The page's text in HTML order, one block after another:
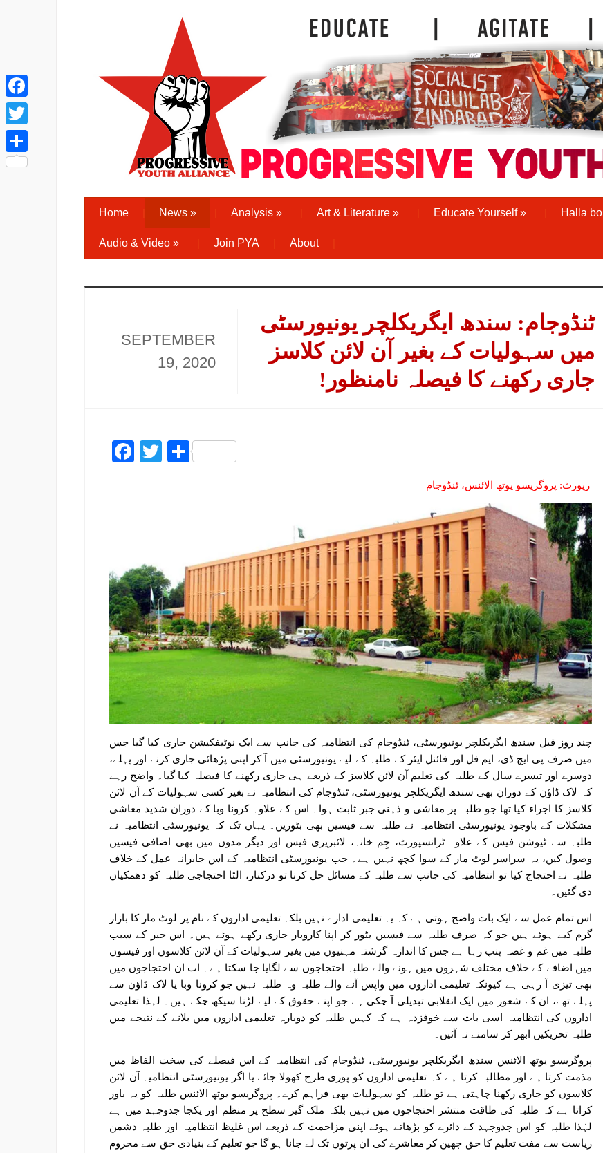
Home News » Analysis » Art & Literature » Educate Yourself» Halla bol
Audio & Video » Join PYA About
SEPTEMBER
19, 2020
ٹنڈوجام: سندھ ایگریکلچر یونیورسٹی
میں سہولیات کے بغیر آن لائن کلاسز
جاری رکھنے کا فیصلہ نامنظور!
Facebook
Twitter
Share
|رپورٹ: پروگریسو یوتھ الائنس، ٹنڈوجام|
چند روز قبل سندھ ایگریکلچر یونیورسٹی، ٹنڈوجام کی انتظامیہ کی جانب سے ایک نوٹیفکیشن جاری کیا گیا جس
میں صرف پی ایچ ڈی، ایم فل اور فائنل ایئر کے طلبہ کے لیے یونیورسٹی میں آ کر اپنی پڑھائی جاری کرنے اور پہلے،
دوسرے اور تیسرے سال کے طلبہ کی تعلیم آن لائن کلاسز کے ذریعے ہی جاری رکھنے کا فیصلہ کیا گیا۔ واضح رہے
کہ لاک ڈاؤن کے دوران بھی سندھ ایگریکلچر یونیورسٹی، ٹنڈوجام کی انتظامیہ نے بغیر کسی سہولیات کے آن لائن
کلاسز کا اجراء کیا تھا جو طلبہ پر معاشی و ذہنی جبر ثابت ہوا۔ اس کے علاوہ کرونا وبا کے دوران شدید معاشی
مشکلات کے باوجود یونیورسٹی انتظامیہ نے طلبہ سے فیسیں بھی بٹوریں۔ یہاں تک کہ یونیورسٹی انتظامیہ نے
طلبہ سے ٹیوشن فیس کے علاوہ ٹرانسپورٹ، جِم خانہ، لائبریری فیس اور دیگر مدوں میں بھی اضافی فیسیں
وصول کیں، یہ سراسر لوٹ مار کے سوا کچھ نہیں ہے۔ جب یونیورسٹی انتظامیہ کے اس جابرانہ عمل کے خلاف
طلبہ نے احتجاج کیا تو انتظامیہ کی جانب سے طلبہ کے مسائل حل کرنا تو درکنار، الٹا احتجاجی طلبہ کو دھمکیاں
دی گئیں۔
اس تمام عمل سے ایک بات واضح ہوتی ہے کہ یہ تعلیمی ادارے نہیں بلکہ تعلیمی اداروں کے نام پر لوٹ مار کا بازار
گرم کیے ہوئے ہیں جو کہ صرف طلبہ سے فیسیں بٹور کر اپنا کاروبار جاری رکھے ہوئے ہیں۔ اس جبر کے سبب
طلبہ میں غم و غصہ پنپ رہا ہے جس کا اندازہ گزشتہ مہنیوں میں بغیر سہولیات کے آن لائن کلاسوں اور فیسوں
میں اضافے کے خلاف مختلف شہروں میں ہونے والے طلبہ احتجاجوں سے لگایا جا سکتا ہے۔ اب ان احتجاجوں میں
بھی تیزی آ رہی ہے کیونکہ تعلیمی اداروں میں واپس آنے والے طلبہ وہ طلبہ نہیں جو کرونا وبا یا لاک ڈاؤن سے
پہلے تھے، ان کے شعور میں ایک انقلابی تبدیلی آ چکی ہے جو اپنے حقوق کے لیے لڑنا سیکھ چکے ہیں۔ لہٰذا تعلیمی
اداروں کی انتظامیہ اسی بات سے خوفزدہ ہے کہ کہیں طلبہ کو دوبارہ تعلیمی اداروں میں بلانے کے نتیجے میں
طلبہ تحریکیں ابھر کر سامنے نہ آئیں۔
پروگریسو یوتھ الائنس سندھ ایگریکلچر یونیورسٹی، ٹنڈوجام کی انتظامیہ کے اس فیصلے کی سخت الفاظ میں
مذمت کرتا ہے اور مطالبہ کرتا ہے کہ تعلیمی اداروں کو پوری طرح کھولا جائے یا اگر یونیورسٹی انتظامیہ آن لائن
کلاسوں کو جاری رکھنا چاہتی ہے تو طلبہ کو سہولیات بھی فراہم کرے۔ پروگریسو یوتھ الائنس طلبہ کو یہ باور
کراتا ہے کہ طلبہ کی طاقت منتشر احتجاجوں میں نہیں بلکہ ملک گیر سطح پر منظم اور یکجا جدوجہد میں ہے
لہٰذا طلبہ کو اس جدوجہد کے دائرے کو بڑھاتے ہوئے اپنی مزاحمت کے ذریعے اس غلیظ انتظامیہ اور طلبہ دشمن
ریاست سے مفت تعلیم کا حق چھین کر معاشرے کی ان پرتوں تک لے جانا ہو گا جو تعلیم کے بنیادی حق سے محروم
Facebook
Twitter
Share